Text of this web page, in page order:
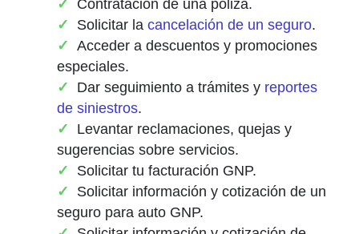
Contratación de una póliza.
Solicitar la cancelación de un seguro.
Acceder a descuentos y promociones
especiales.
Dar seguimiento a trámites y reportes
de siniestros.
Levantar reclamaciones, quejas y
sugerencias sobre servicios.
Solicitar tu facturación GNP.
Solicitar información y cotización de un
seguro para auto GNP.